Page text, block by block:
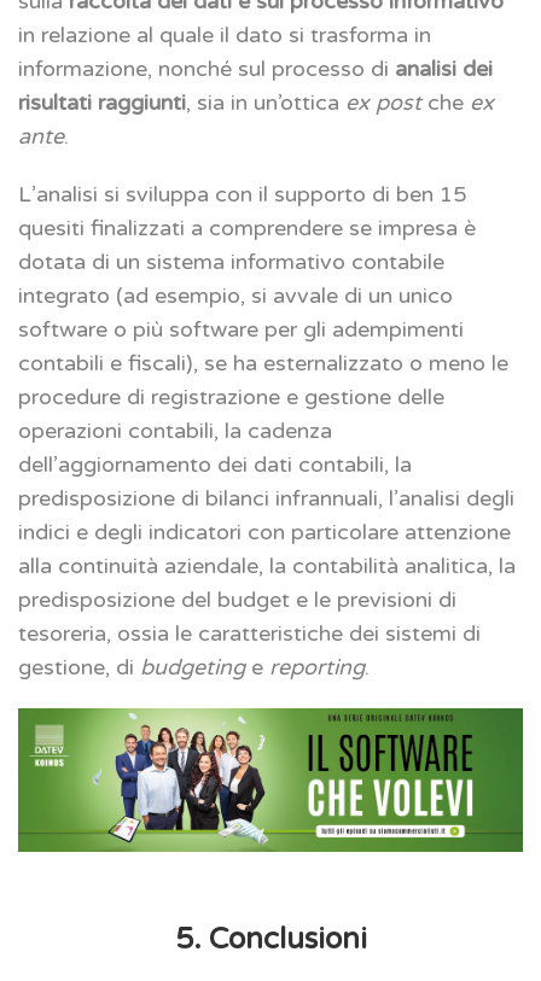
in relazione al quale il dato si trasforma in
informazione, nonché sul processo di analisi dei
risultati raggiunti, sia in un’ottica ex postche ex
ante.
L’analisi si sviluppa con il supporto di ben 15
quesiti finalizzati a comprendere se impresa è
dotata di un sistema informativo contabile
integrato (ad esempio, si avvale di un unico
software o più software per gli adempimenti
contabili e fiscali), se ha esternalizzato o meno le
procedure di registrazione e gestione delle
operazioni contabili, la cadenza
dell’aggiornamento dei dati contabili, la
predisposizione di bilanci infrannuali, l’analisi degli
indici e degli indicatori con particolare attenzione
alla continuità aziendale, la contabilità analitica, la
predisposizione del budget e le previsioni di
tesoreria, ossia le caratteristiche dei sistemi di
gestione, di budgetinge reporting.
5. Conclusioni